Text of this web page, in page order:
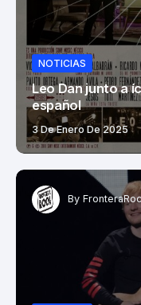
NOTICIAS
Leo Dan junto a
español
3 De Enero De 2025
By